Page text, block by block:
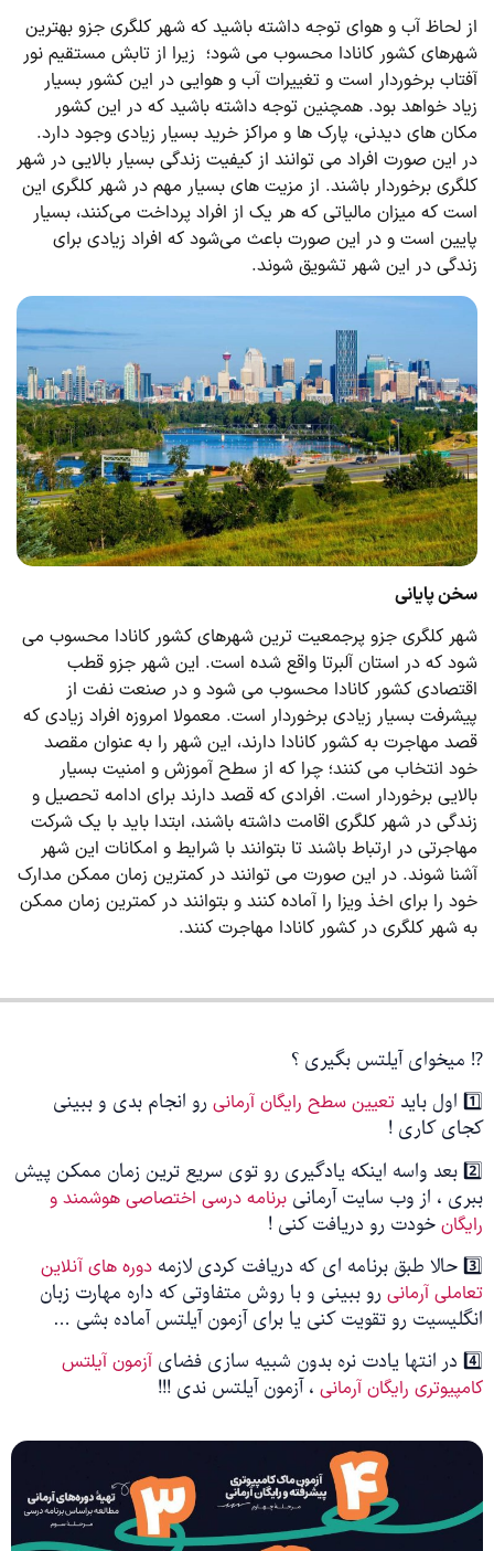
از لحاظ آب و هوای توجه داشته باشید که شهر کلگری جزو بهترین
شهرهای کشور کانادا محسوب می شود؛ زیرا از تابش مستقیم نور
آفتاب برخوردار است و تغییرات آب و هوایی در این کشور بسیار
زیاد خواهد بود. همچنین توجه داشته باشید که در این کشور
مکان های دیدنی، پارک ‌ها و مراکز خرید بسیار زیادی وجود دارد.
در این صورت افراد می ‌توانند از کیفیت زندگی بسیار بالایی در شهر
کلگری برخوردار باشند. از مزیت های بسیار مهم در شهر کلگری این
است که میزان مالیاتی که هر یک از افراد پرداخت می‌کنند، بسیار
پایین است و در این صورت باعث می‌شود که افراد زیادی برای
زندگی در این شهر تشویق شوند.
سخن پایانی
شهر کلگری جزو پرجمعیت ترین شهرهای کشور کانادا محسوب می
‌شود که در استان آلبرتا واقع شده است. این شهر جزو قطب
اقتصادی کشور کانادا محسوب می ‌شود و در صنعت نفت از
پیشرفت بسیار زیادی برخوردار است. معمولا امروزه افراد زیادی که
قصد مهاجرت به کشور کانادا دارند، این شهر را به عنوان مقصد
خود انتخاب می ‌کنند؛ چرا که از سطح آموزش و امنیت بسیار
بالایی برخوردار است. افرادی که قصد دارند برای ادامه تحصیل و
زندگی در شهر کلگری اقامت داشته باشند، ابتدا باید با یک شرکت
مهاجرتی در ارتباط باشند تا بتوانند با شرایط و امکانات این شهر
آشنا شوند. در این صورت می توانند در کمترین زمان ممکن مدارک
خود را برای اخذ ویزا را آماده کنند و بتوانند در کمترین زمان ممکن
به شهر کلگری در کشور کانادا مهاجرت کنند.
⁉️ میخوای آیلتس بگیری ؟
1️⃣ اول باید
تعیین سطح رایگان آرمانی رو انجام بدی و ببینی
کجای کاری !
2️⃣ بعد واسه اینکه یادگیری رو توی سریع ترین زمان ممکن پیش
ببری ، از وب سایت آرمانی برنامه درسی اختصاصی هوشمند و
رایگان خودت رو دریافت کنی !
3️⃣ حالا طبق برنامه ای که دریافت کردی لازمه
دوره های آنلاین
تعاملی آرمانی رو ببینی و با روش متفاوتی که داره مهارت زبان
انگلیسیت رو تقویت کنی یا برای آزمون آیلتس آماده بشی …
4️⃣ در انتها یادت نره بدون شبیه سازی فضای
آزمون آیلتس
کامپیوتری رایگان آرمانی ، آزمون آیلتس ندی !!!